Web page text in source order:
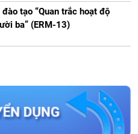
tạo “Quan trắc hoạt độ
ba” (ERM-13)
cứu sinh đợt 1 năm 2025 của
Nam